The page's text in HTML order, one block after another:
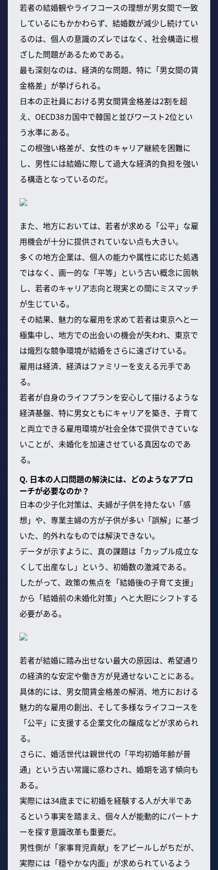
若者の結婚観やライフコースの理想が男女間で一致
しているにもかかわらず、結婚数が減少し続けてい
るのは、個人の意識のズレではなく、社会構造に根
ざした問題があるためである。
最も深刻なのは、経済的な問題、特に「男女間の賃
金格差」が挙げられる。
日本の正社員における男女間賃金格差は2割を超
え、OECD38カ国中で韓国と並びワースト2位とい
う水準にある。
この根強い格差が、女性のキャリア継続を困難に
し、男性には結婚に際して過大な経済的負担を強い
る構造となっているのだ。
また、地方においては、若者が求める「公平」な雇
用機会が十分に提供されていない点も大きい。
多くの地方企業は、個人の能力や属性に応じた処遇
ではなく、画一的な「平等」という古い概念に固執
し、若者のキャリア志向と現実との間にミスマッチ
が生じている。
その結果、魅力的な雇用を求めて若者は東京へと一
極集中し、地方での出会いの機会が失われ、東京で
は熾烈な競争環境が結婚をさらに遠ざけている。
雇用は経済、経済はファミリーを支える元手であ
る。
若者が自身のライフプランを安心して描けるような
経済基盤、特に男女ともにキャリアを築き、子育て
と両立できる雇用環境が社会全体で提供できていな
いことが、未婚化を加速させている真因なのであ
る。
Q. 日本の人口問題の解決には、どのようなアプロ
ーチが必要なのか？
日本の少子化対策は、夫婦が子供を持たない「感
想」や、専業主婦の方が子供が多い「誤解」に基づ
いた、的外れなものでは解決できない。
データが示すように、真の課題は「カップル成立な
くして出産なし」という、初婚数の激減である。
したがって、政策の焦点を「結婚後の子育て支援」
から「結婚前の未婚化対策」へと大胆にシフトする
必要がある。
若者が結婚に踏み出せない最大の原因は、希望通り
の経済的な安定や働き方が見通せないことにある。
具体的には、男女間賃金格差の解消、地方における
魅力的な雇用の創出、そして多様なライフコースを
「公平」に支援する企業文化の醸成などが求められ
る。
さらに、婚活世代は親世代の「平均初婚年齢が普
通」という古い常識に惑わされ、婚期を逃す傾向も
ある。
実際には34歳までに初婚を経験する人が大半であ
るという事実を踏まえ、個々人が能動的にパートナ
ーを探す意識改革も重要だ。
男性側が「家事育児貢献」をアピールしがちだが、
実際には「穏やかな内面」が求められているよう